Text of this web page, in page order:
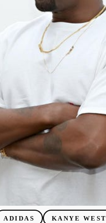
ADIDAS KANYE WEST